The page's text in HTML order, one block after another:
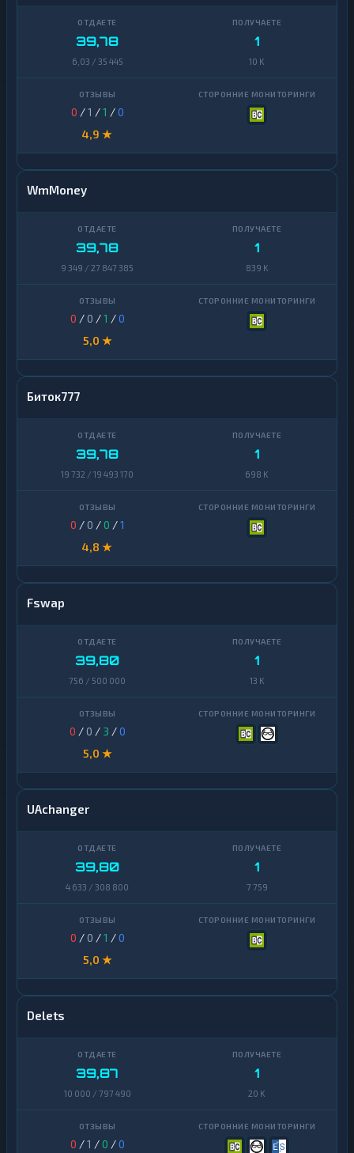
39,78
6,03 / 35 445
1
10 K
0 /1 /1 /0
4,9 ★
WmMoney
39,78
9 349 / 27 847 385
1
839 K
0 / 0 /1 /0
5,0 ★
Биток777
39,78
19 732 / 19 493 170
1
698 K
0 / 0 /0 /1
4,8 ★
Fswap
39,80
756 / 500 000
1
13 K
0 / 0 / 3 /0
5,0 ★
UAchanger
39,80
4 633 / 308 800
1
7 759
0 / 0 /1 /0
5,0 ★
Delets
39,87
10 000 / 797 490
1
20 K
0 /1 /0 /0